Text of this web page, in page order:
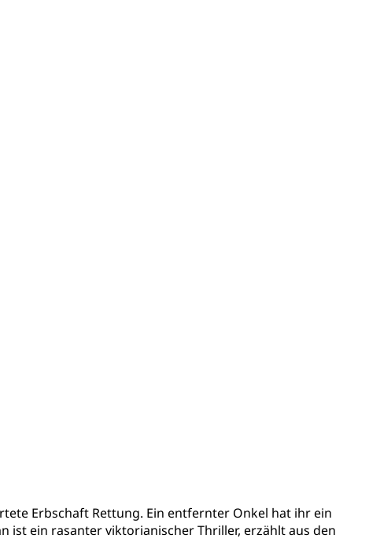
Erbschaft Rettung. Ein entfernter Onkel hat ihr ein
ist ein rasanter viktorianischer Thriller, erzählt aus den